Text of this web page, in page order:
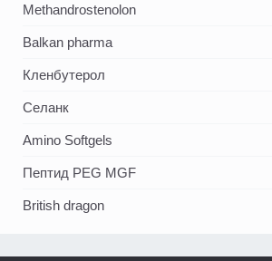
Methandrostenolon
Balkan pharma
Кленбутерол
Селанк
Amino Softgels
Пептид PEG MGF
British dragon